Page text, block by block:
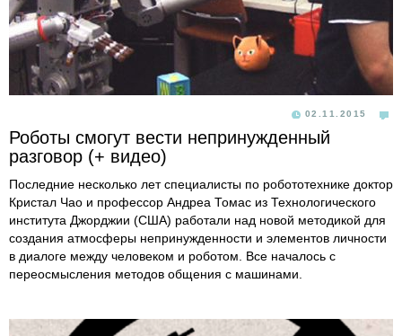
02.11.2015
Роботы смогут вести непринужденный
разговор (+ видео)
Последние несколько лет специалисты по робототехнике доктор
Кристал Чао и профессор Андреа Томас из Технологического
института Джорджии (США) работали над новой методикой для
создания атмосферы непринужденности и элементов личности
в диалоге между человеком и роботом. Все началось с
переосмысления методов общения с машинами.